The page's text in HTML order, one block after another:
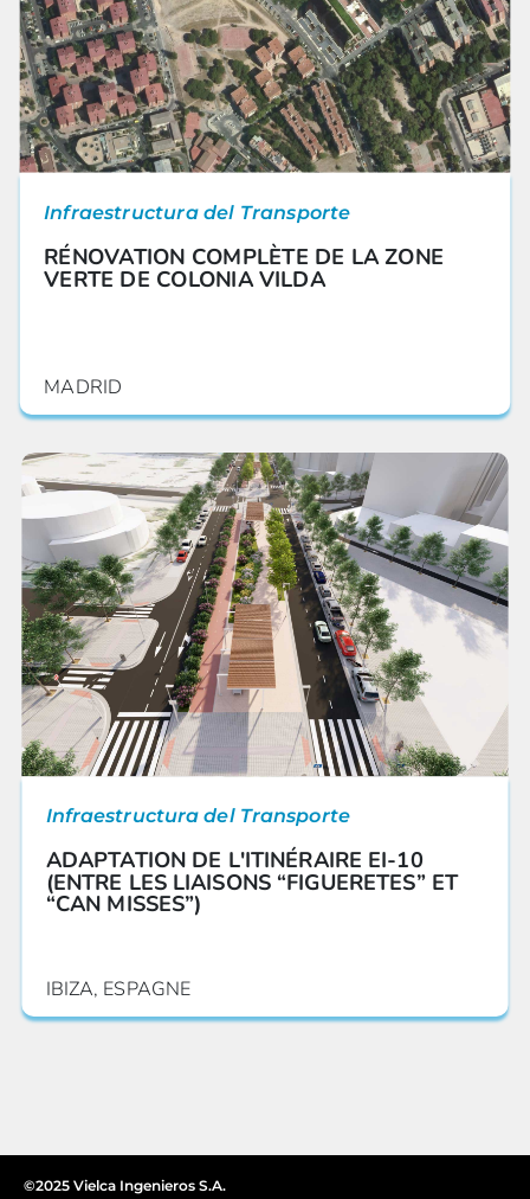
Infraestructura del Transporte
RÉNOVATION COMPLÈTE DE LA ZONE
VERTE DE COLONIA VILDA
MADRID
Infraestructura del Transporte
ADAPTATION DE L'ITINÉRAIRE EI-10
(ENTRE LES LIAISONS “FIGUERETES” ET
“CAN MISSES”)
IBIZA, ESPAGNE
©2025 Vielca Ingenieros S.A.